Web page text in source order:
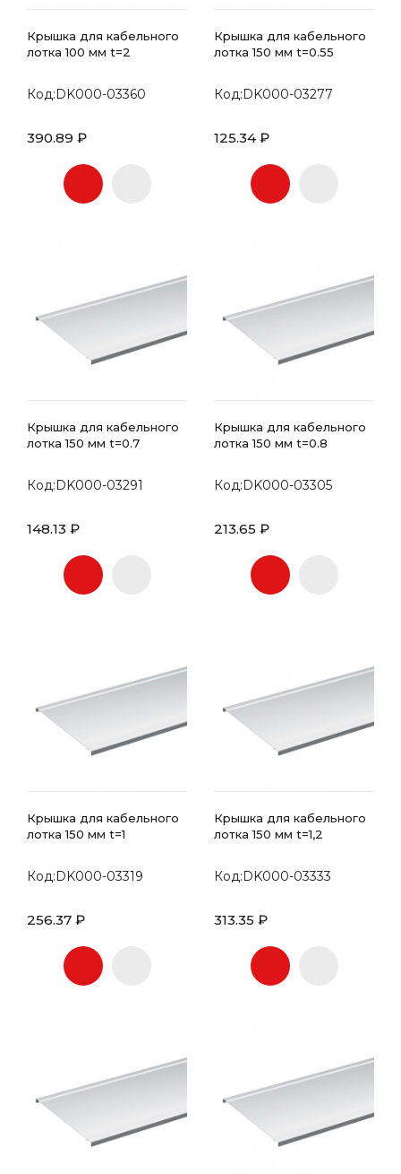
Крышка для кабельного
лотка 100 мм t=2
Код:DK000-03360
390.89 ₽
Крышка для кабельного
лотка 150 мм t=0.55
Код:DK000-03277
125.34 ₽
Крышка для кабельного
лотка 150 мм t=0.7
Код:DK000-03291
148.13 ₽
Крышка для кабельного
лотка 150 мм t=0.8
Код:DK000-03305
213.65 ₽
Крышка для кабельного
лотка 150 мм t=1
Код:DK000-03319
256.37 ₽
Крышка для кабельного
лотка 150 мм t=1,2
Код:DK000-03333
313.35 ₽